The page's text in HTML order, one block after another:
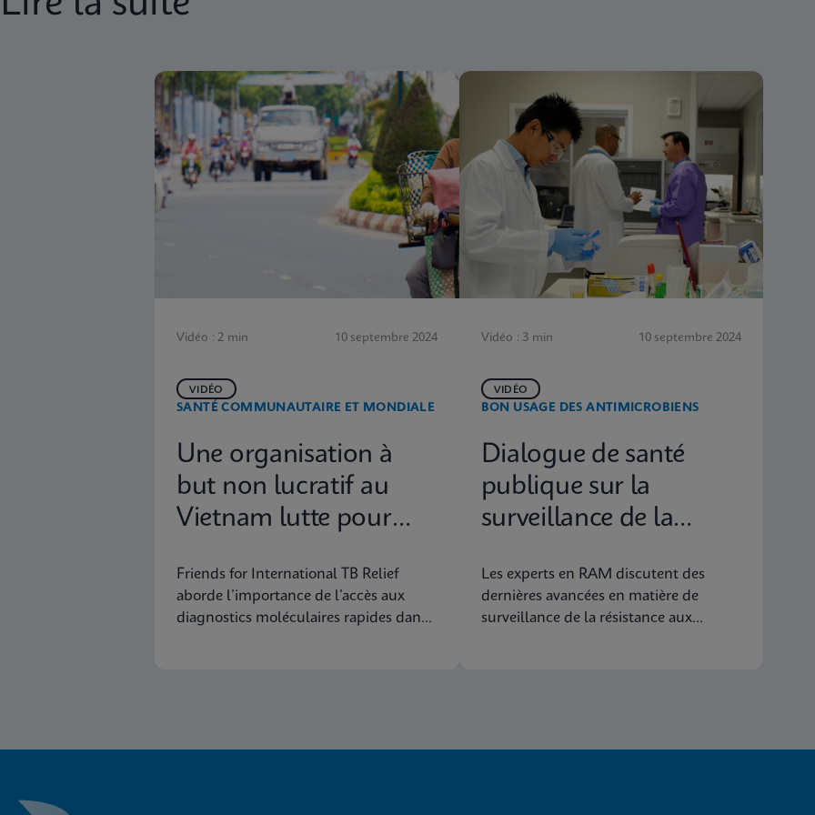
Vidéo : 2 min 10 septembre 2024
SANTÉ COMMUNAUTAIRE ET MONDIALE
VIDÉO
Une organisation à
but non lucratif au
Vietnam lutte pour
tuberculose
Friends for International TB Relief
aborde l’importance de l’accès aux
diagnostics moléculaires rapides dans
Vidéo : 3 min 10 septembre 2024
BON USAGE DES ANTIMICROBIENS
VIDÉO
Dialogue de santé
publique sur la
surveillance de la
antibiotiques
Les experts en RAM discutent des
dernières avancées en matière de
surveillance de la résistance aux